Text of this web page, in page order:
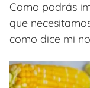
Como podrás
que
como dice mi